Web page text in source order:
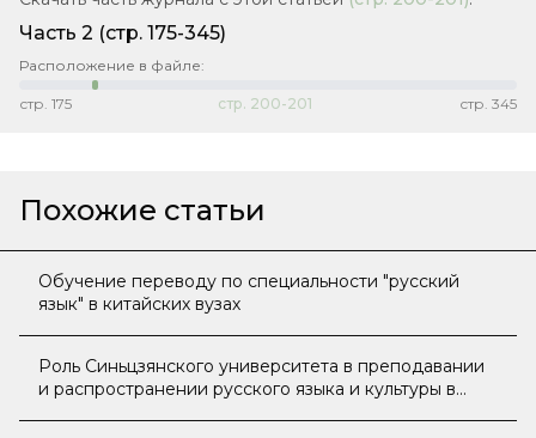
Часть 2 (стр. 175-345)
Расположение в файле:
стр. 175 стр. 200-201 стр. 345
Похожие статьи
Обучение переводу по специальности "русский
язык" в китайских вузах
Роль Синьцзянского университета в преподавании
и распространении русского языка и культуры в